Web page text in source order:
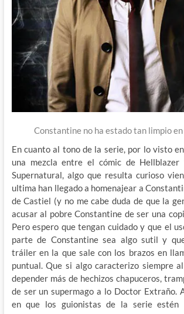
Constantine no ha estado tan limpio en
En cuanto al tono de la serie, por lo visto
una mezcla entre el cómic de
Supernatural, algo que resulta curioso
ultima han llegado a homenajear a
de Castiel (y no me cabe duda de que la
acusar al pobre Constantine de ser una
Pero espero que tengan cuidado y que el
parte de Constantine sea algo sutil y
tráiler en la que sale con los brazos en
puntual. Que si algo caracterizo siempre
depender más de hechizos chapuceros,
de ser un supermago a lo Doctor Extraño.
en que los guionistas de la serie estén